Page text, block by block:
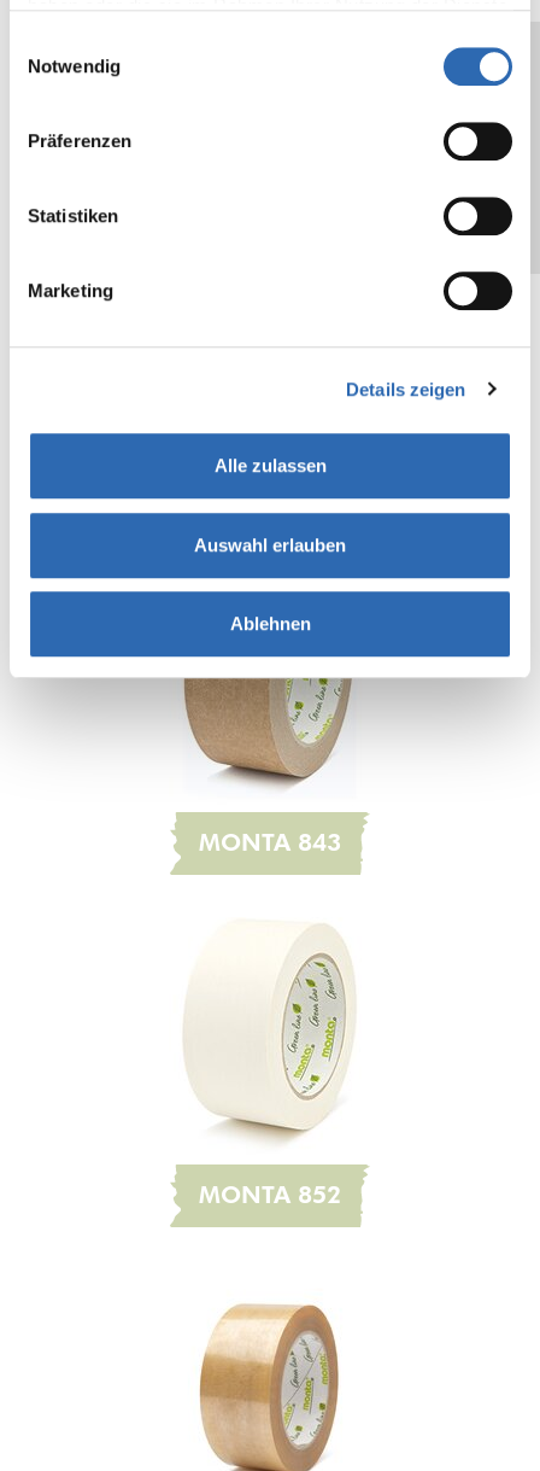
Notwendig
Präferenzen
Statistiken
Marketing
Details zeigen
Alle zulassen
Auswahl erlauben
Ablehnen
MONTA BIOPACK® 860 LG
MONTA 843
MONTA 852